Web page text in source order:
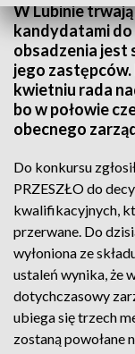
W Lubinie
kandydatami do
obsadzenia jest
jego zastępców.
kwietniu rada
bo w połowie
obecnego
Do konkursu
PRZESZŁO do
kwalifikacyjnych,
przerwane. Do
wyłoniona ze
ustaleń wynika, że
dotychczasowy
ubiega się trzech
zostaną powołane